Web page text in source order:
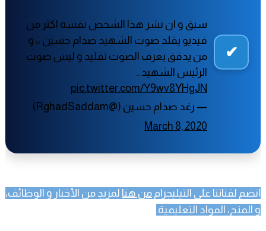
سبق و ان نشر هذا الشخص نفسه اكثر من
فيديو يقلد صوت الشهيد صدام حسين ،، و
من يدقق يعرف الصوت تقليد و ليس صوت
الرئيس الشهيد ..
pic.twitter.com/Y9wv8YHgJN
— رغد صدام حسين (@RghadSaddam)
March 8, 2020
انضم لقناتنا على التيليجرام من هنا لمزيدٍ من الأخبار و الوظائف،
و المنح، المواد التعليمية.